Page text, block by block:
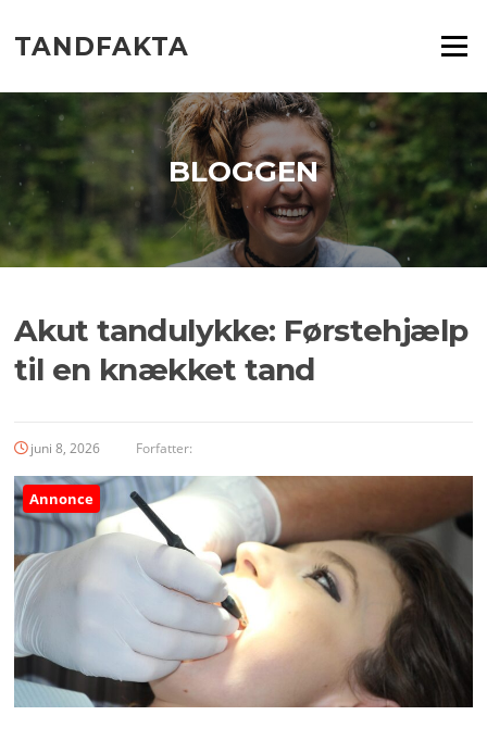
indhold
TANDFAKTA Menu
BLOGGEN
Akut tandulykke: Førstehjælp
til en knækket tand
juni 8, 2026 Forfatter:
Annonce